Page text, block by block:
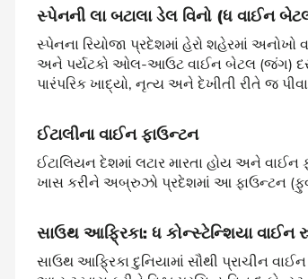
સ્પેનની લા બટાલા ડેલ વિનો (ધ વાઈન
સ્પેનના રિયોજા પ્રદેશમાં હેરો શહેરમાં અનોખો
અને પર્યટકો ઓલ-આઉટ વાઈન બેટલ (જંગ)
પારંપરિક ખાદ્યો, નૃત્ય અને દેખીતી રીતે જ
ઈટાલીના વાઈન ફાઉન્ટન
ઈટાલિયન દેશમાં લટાર મારતા હોય અને
ખાસ કરીને અબ્રુઝો પ્રદેશમાં આ ફાઉન્ટન
સાઉથ આફ્રિકા: ધ કોન્સ્ટેન્શિયા વાઈન
સાઉથ આફ્રિકા દુનિયામાં સૌથી પ્રાચીન